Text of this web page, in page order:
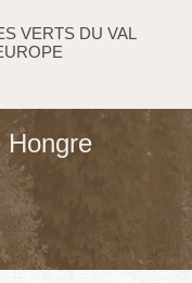
VERTS DU VAL
Hongre